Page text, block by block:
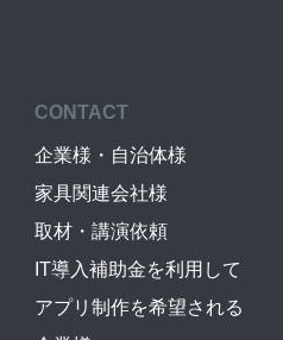
CONTACT
企業様・自治体様
家具関連会社様
取材・講演依頼
IT導入補助金を利用して
アプリ制作を希望される